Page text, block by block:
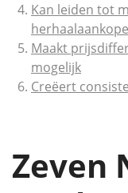
Kan leiden tot
Maakt
mogelijk
Creëert
Zeven